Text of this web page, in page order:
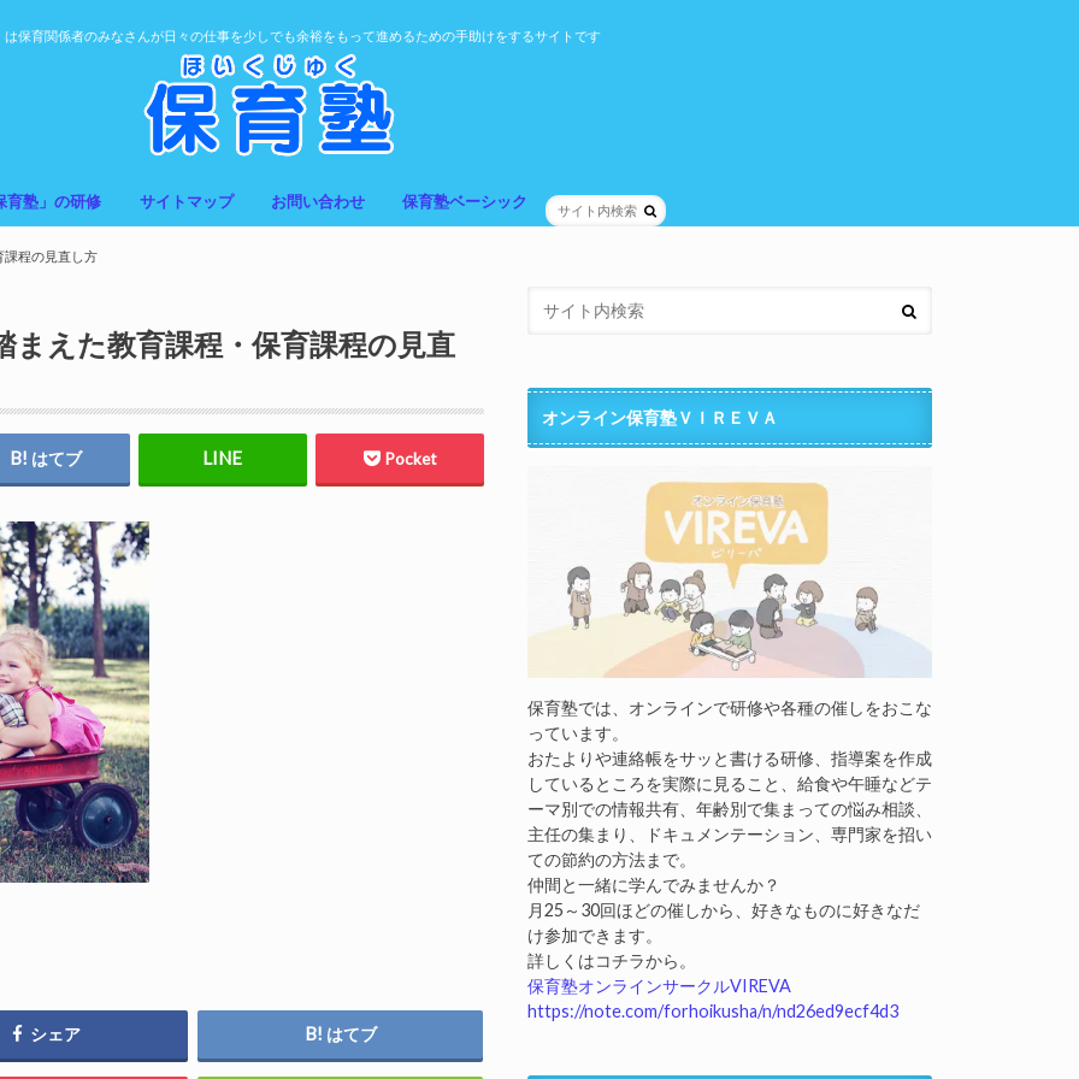
は保育関係者のみなさんが日々の仕事を少しでも余裕をもって進めるための手助けをするサイトです
育塾」の研修 サイトマップ お問い合わせ 保育塾ベーシック
程の見直し方
まえた教育課程・保育課程の見直
はてブ Pocket
シェア はてブ
オンライン保育塾ＶＩＲＥＶＡ
保育塾では、オンラインで研修や各種の催しをおこな
っています。
おたよりや連絡帳をサッと書ける研修、指導案を作成
しているところを実際に見ること、給食や午睡などテ
ーマ別での情報共有、年齢別で集まっての悩み相談、
主任の集まり、ドキュメンテーション、専門家を招い
ての節約の方法まで。
仲間と一緒に学んでみませんか？
月25～30回ほどの催しから、好きなものに好きなだ
け参加できます。
詳しくはコチラから。
保育塾オンラインサークルVIREVA
https://note.com/forhoikusha/n/nd26ed9ecf4d3